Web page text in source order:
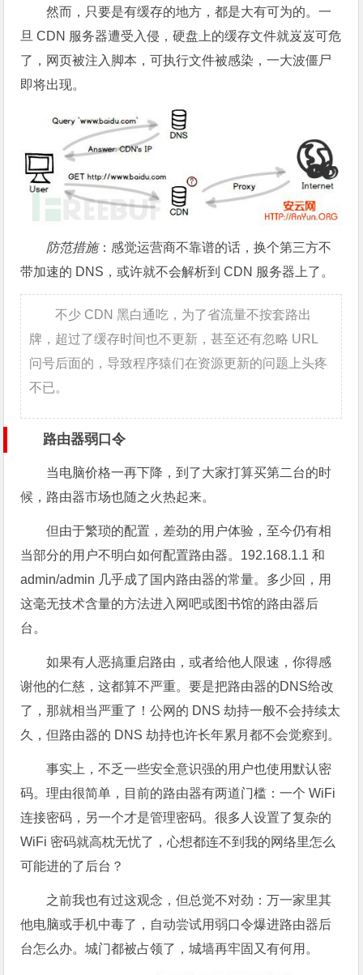
然而，只要是有缓存的地方，都是大有可为的。一
旦 CDN 服务器遭受入侵，硬盘上的缓存文件就岌岌可危
了，网页被注入脚本，可执行文件被感染，一大波僵尸
即将出现。
防范措施：感觉运营商不靠谱的话，换个第三方不
带加速的 DNS，或许就不会解析到 CDN 服务器上了。
不少 CDN 黑白通吃，为了省流量不按套路出
牌，超过了缓存时间也不更新，甚至还有忽略 URL
问号后面的，导致程序猿们在资源更新的问题上头疼
不已。
路由器弱口令
当电脑价格一再下降，到了大家打算买第二台的时
候，路由器市场也随之火热起来。
但由于繁琐的配置，差劲的用户体验，至今仍有相
当部分的用户不明白如何配置路由器。192.168.1.1 和
admin/admin 几乎成了国内路由器的常量。多少回，用
这毫无技术含量的方法进入网吧或图书馆的路由器后
台。
如果有人恶搞重启路由，或者给他人限速，你得感
谢他的仁慈，这都算不严重。要是把路由器的DNS给改
了，那就相当严重了！公网的 DNS 劫持一般不会持续太
久，但路由器的 DNS 劫持也许长年累月都不会觉察到。
事实上，不乏一些安全意识强的用户也使用默认密
码。理由很简单，目前的路由器有两道门槛：一个 WiFi
连接密码，另一个才是管理密码。很多人设置了复杂的
WiFi 密码就高枕无忧了，心想都连不到我的网络里怎么
可能进的了后台？
之前我也有过这观念，但总觉不对劲：万一家里其
他电脑或手机中毒了，自动尝试用弱口令爆进路由器后
台怎么办。城门都被占领了，城墙再牢固又有何用。